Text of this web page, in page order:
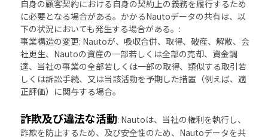
自身の顧客契約における自身の契約上の義務を履行するため
に必要となる場合がある。かかるNautoデータの共有は、以
下の状況においても発生する場合がある。:
事業構造の変更: Nautoが、吸収合併、取得、破産、解散、会
社更生、Nautoの資産の一部若しくは全部の売却、資金調
達、当社の事業の全部若しくは一部の取得、類似する取引若
しくは訴訟手続、又は当該活動を予期した措置（例えば、適
正評価）に関与する場合。
詐欺及び違法な活動: Nautoは、当社の権利を執行し、
詐欺を防止するため、及び安全性のため、Nautoデータを共